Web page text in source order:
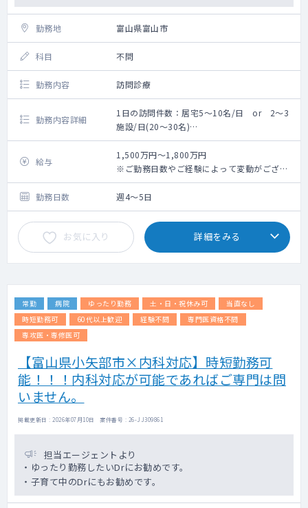
勤務地 富山県富山市
科目 不問
勤務内容 訪問診療
勤務内容詳細
1日の訪問件数：居宅5～10名/日 or 2～3
施設/日(20～30名)
訪問先は富山市の施設を中心に、一部居宅も
ございます。（施設8割、居宅2割）
1日の訪問件数は、施設のみの場合は2～3施
設で計30名程、居宅のみの場合8～10名程診
ていただきます。
訪問時には看護師もしくは医療クラークが同
行し、運転、物品準備、カルテ代行入力、書
類作成、施設職員やご家族対応等をいたしま
すので、訪問診療が初めての先生にも安心の
サポート体制です。
給与
1,500万円～1,800万円
※ご勤務日数やご経験によって変動がござい
ます。
勤務日数
週4～5日
お気に入り 詳細をみる
常勤 病院 ゆったり勤務 土・日・祝休み可
当直なし
時短勤務可
60代以上歓迎 経験不問
専門医資格不問
専攻医・専修医可
【富山県小矢部市×内科対応】時短勤務可
能！！！内科対応が可能であればご専門は問
いません。
掲載更新日 : 2026年07月10日 案件番号 : 26-JJ309861
担当エージェントより
・ゆったり勤務したいDrにお勧めです。
・子育て中のDrにもお勧めです。